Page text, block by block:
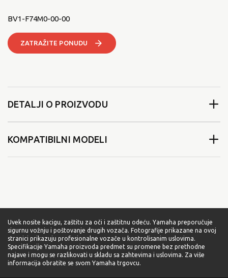
BV1-F74M0-00-00
ZATRAŽITE PONUDU
DETALJI O PROIZVODU
KOMPATIBILNI MODELI
Uvek nosite kacigu, zaštitu za oči i zaštitnu odeću. Yamaha preporučuje
sigurnu vožnju i poštovanje drugih vozača. Fotografije prikazane na ovoj
stranici prikazuju profesionalne vozače u kontrolisanim uslovima.
Specifikacije Yamaha proizvoda predmet su promene bez prethodne
najave i mogu se razlikovati u skladu sa zahtevima i uslovima. Za više
informacija obratite se svom Yamaha trgovcu.